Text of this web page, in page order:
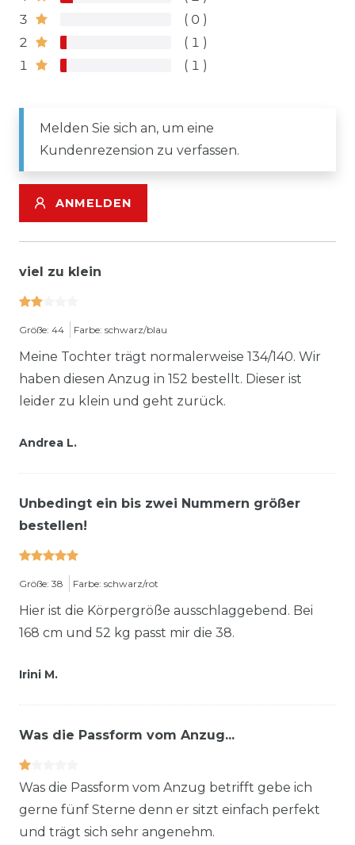
3
0
2
1
1
1
Melden Sie sich an, um eine
Kundenrezension zu verfassen.
ANMELDEN
viel zu klein
Größe: 44 Farbe: schwarz/blau
Meine Tochter trägt normalerweise 134/140. Wir
haben diesen Anzug in 152 bestellt. Dieser ist
leider zu klein und geht zurück.
Andrea L.
Unbedingt ein bis zwei Nummern größer
bestellen!
Größe: 38 Farbe: schwarz/rot
Hier ist die Körpergröße ausschlaggebend. Bei
168 cm und 52 kg passt mir die 38.
Irini M.
Was die Passform vom Anzug...
Was die Passform vom Anzug betrifft gebe ich
gerne fünf Sterne denn er sitzt einfach perfekt
und trägt sich sehr angenehm.